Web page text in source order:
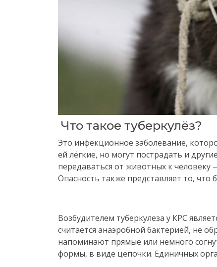
Что такое туберкулёз?
Это инфекционное заболевание,
ей лёгкие, но могут пострадать и
передаваться от животных к
Опасность также представляет то,
Возбудителем туберкулеза у КРС
считается анаэробной бактерией, не
напоминают прямые или немного
формы, в виде цепочки. Единичных